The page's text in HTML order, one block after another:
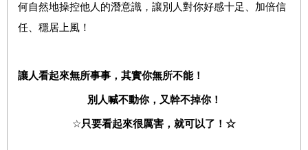
何自然地操控他人的潛意識，讓別人對你好感十足、加倍信
任、穩居上風！
讓人看起來無所事事，其實你無所不能！
別人喊不動你，又幹不掉你！
☆只要看起來很厲害，就可以了！☆